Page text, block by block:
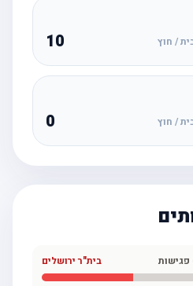
/ חוץ 10
/ חוץ
בית"ר ירושלים